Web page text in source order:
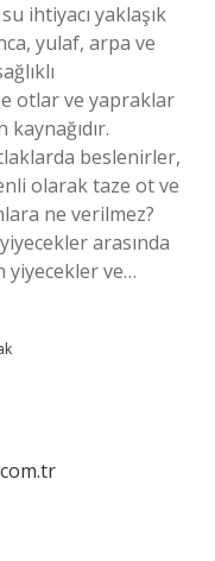
ihtiyacı yaklaşık
yulaf, arpa ve
otlar ve yapraklar
beslenirler,
olarak taze ot ve
ne verilmez?
arasında
yiyecekler ve…